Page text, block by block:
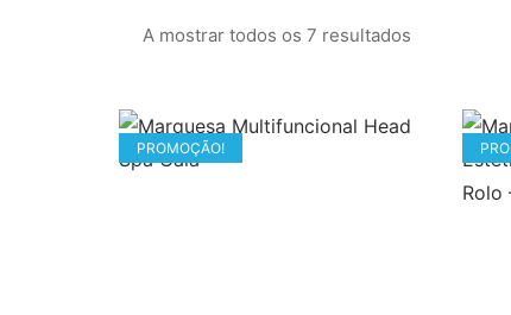
A mostrar todos os 7 resultados
PROMOÇÃO!